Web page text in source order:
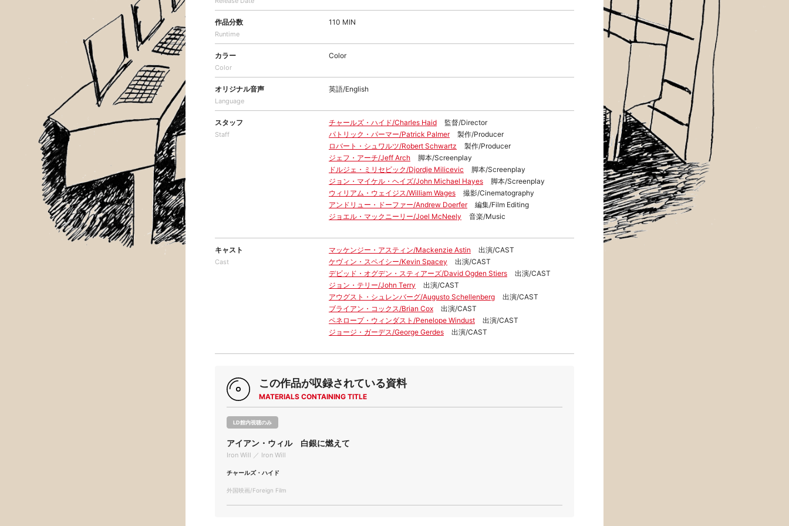
作品分数
Runtime
110 MIN
カラー
Color
Color
オリジナル音声
Language
英語/English
スタッフ
Staff
チャールズ・ハイド/Charles Haid
監督/Director
パトリック・パーマー/Patrick Palmer
製作/Producer
ロバート・シュワルツ/Robert Schwartz
製作/Producer
ジェフ・アーチ/Jeff Arch
脚本/Screenplay
ドルジェ・ミリセビック/Djordje Milicevic
脚本/Screenplay
ジョン・マイケル・ヘイズ/John Michael Hayes
脚本/Screenplay
ウィリアム・ウェイジス/William Wages
撮影/Cinematography
アンドリュー・ドーファー/Andrew Doerfer
編集/Film Editing
ジョエル・マックニーリー/Joel McNeely
音楽/Music
キャスト
Cast
マッケンジー・アスティン/Mackenzie Astin
出演/CAST
ケヴィン・スペイシー/Kevin Spacey
出演/CAST
デビッド・オグデン・スティアーズ/David Ogden Stiers
出演/CAST
ジョン・テリー/John Terry
出演/CAST
アウグスト・シュレンバーグ/Augusto Schellenberg
出演/CAST
ブライアン・コックス/Brian Cox
出演/CAST
ペネロープ・ウィンダスト/Penelope Windust
出演/CAST
ジョージ・ガーデス/George Gerdes
出演/CAST
この作品が収録されている資料
MATERIALS CONTAINING TITLE
LD館内視聴のみ
アイアン・ウィル 白銀に燃えて
Iron Will ／ Iron Will
チャールズ・ハイド
外国映画/Foreign Film